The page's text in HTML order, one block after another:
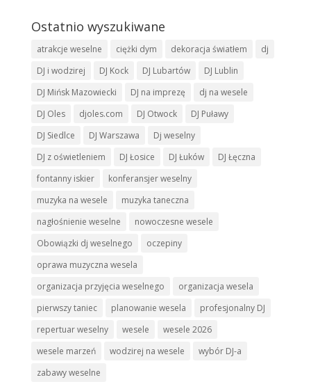
Ostatnio wyszukiwane
atrakcje weselne ciężki dym dekoracja światłem
dj
DJ i wodzirej
DJ Kock DJ Lubartów
DJ Lublin
DJ Mińsk Mazowiecki
DJ na imprezę
dj na wesele
DJ Oles
djoles.com DJ Otwock
DJ Puławy
DJ Siedlce
DJ Warszawa
Dj weselny
DJ z oświetleniem
DJ Łosice DJ Łuków
DJ Łęczna
fontanny iskier
konferansjer weselny
muzyka na wesele
muzyka taneczna
nagłośnienie weselne
nowoczesne wesele
Obowiązki dj weselnego
oczepiny
oprawa muzyczna wesela
organizacja przyjęcia weselnego
organizacja wesela
pierwszy taniec
planowanie wesela
profesjonalny DJ
repertuar weselny
wesele
wesele 2026
wesele marzeń
wodzirej na wesele
wybór DJ-a
zabawy weselne